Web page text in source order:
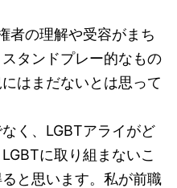
者の理解や受容がまち
タンドプレー的なもの
はまだないとは思って
く、LGBTアライがど
に取り組まないこ
と思います。私が前職